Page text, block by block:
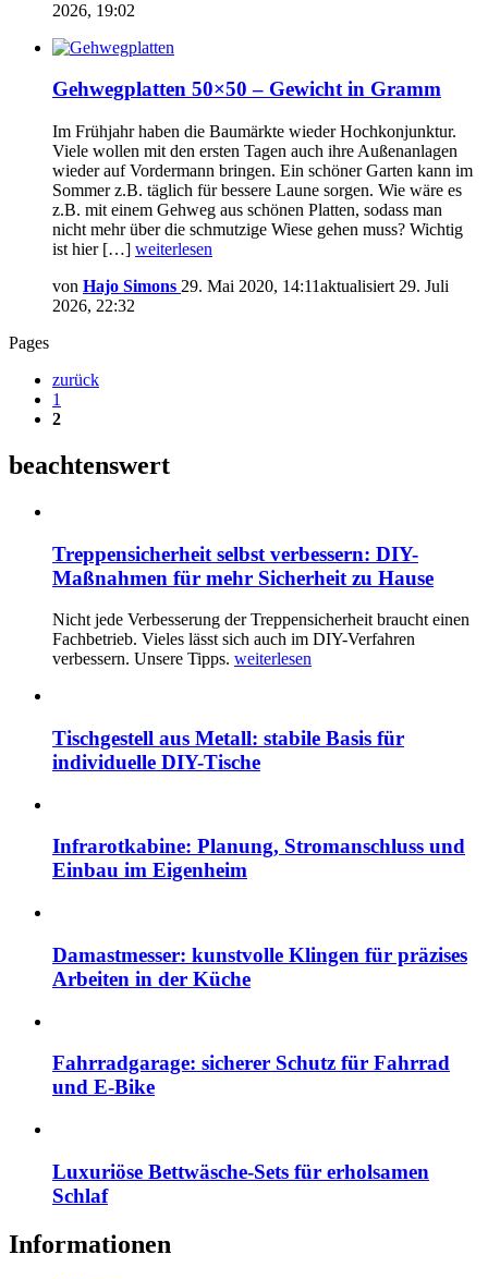
2026, 19:02
Gehwegplatten 50×50 – Gewicht in Gramm
Im Frühjahr haben die Baumärkte wieder Hochkonjunktur.
Viele wollen mit den ersten Tagen auch ihre Außenanlagen
wieder auf Vordermann bringen. Ein schöner Garten kann im
Sommer z.B. täglich für bessere Laune sorgen. Wie wäre es
z.B. mit einem Gehweg aus schönen Platten, sodass man
nicht mehr über die schmutzige Wiese gehen muss? Wichtig
ist hier […] weiterlesen
von Hajo Simons 29. Mai 2020, 14:11aktualisiert 29. Juli
2026, 22:32
Pages
zurück
1
2
beachtenswert
Treppensicherheit selbst verbessern: DIY-
Maßnahmen für mehr Sicherheit zu Hause
Nicht jede Verbesserung der Treppensicherheit braucht einen
Fachbetrieb. Vieles lässt sich auch im DIY-Verfahren
verbessern. Unsere Tipps. weiterlesen
Tischgestell aus Metall: stabile Basis für
individuelle DIY-Tische
Infrarotkabine: Planung, Stromanschluss und
Einbau im Eigenheim
Damastmesser: kunstvolle Klingen für präzises
Arbeiten in der Küche
Fahrradgarage: sicherer Schutz für Fahrrad
und E-Bike
Luxuriöse Bettwäsche-Sets für erholsamen
Schlaf
Informationen